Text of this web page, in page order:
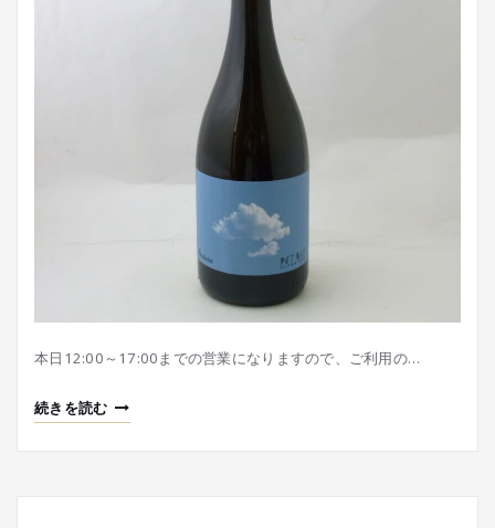
本日12:00～17:00までの営業になりますので、ご利用の…
続きを読む